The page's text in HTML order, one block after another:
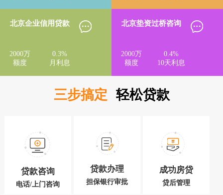
北京企业信用贷款
2000万
额度
0.3%
月利息
北京垫资过桥咨询
2000万
额度
0.4%
10天利息
三步搞定 轻松贷款
贷款咨询
电话/上门咨询
贷款办理
担保银行审批
成功房贷
贷后管理